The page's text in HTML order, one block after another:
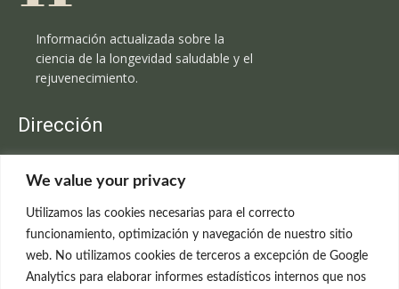
We value your privacy
Utilizamos las cookies necesarias para el correcto
funcionamiento, optimización y navegación de nuestro sitio
web. No utilizamos cookies de terceros a excepción de Google
Analytics para elaborar informes estadísticos internos que nos
Información actualizada sobre la
ciencia de la longevidad saludable y el
rejuvenecimiento.
Dirección
C/Claudio Coello, 19 - 1º
699 595 619
rejuvenecimiento@clinicaneleva.com